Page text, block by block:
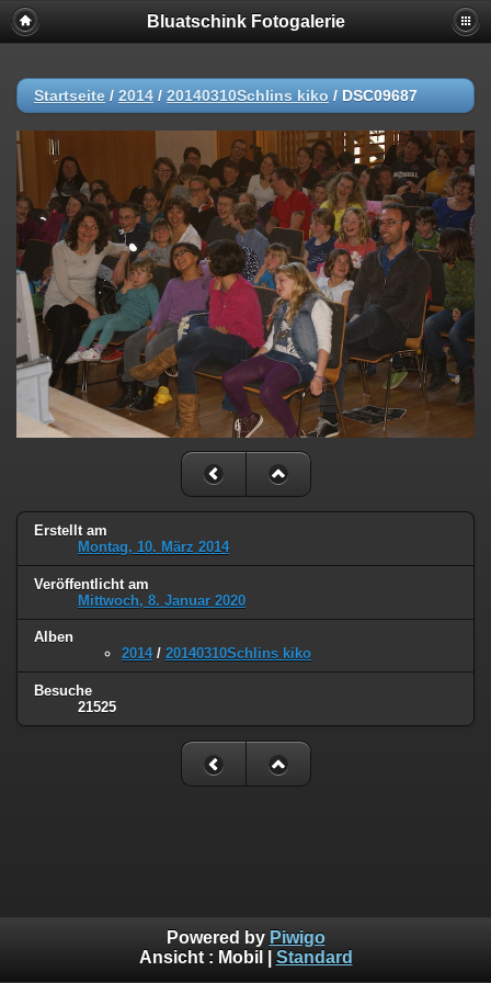
Bluatschink Fotogalerie
Startseite / 2014 / 20140310Schlins kiko / DSC09687
Erstellt am
Montag, 10. März 2014
Veröffentlicht am
Mittwoch, 8. Januar 2020
Alben
2014/ 20140310Schlins kiko
Besuche
21525
Powered by Piwigo
Ansicht : Mobil Standard